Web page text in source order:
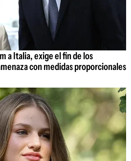
a Italia, exige el fin de los
con medidas proporcionales